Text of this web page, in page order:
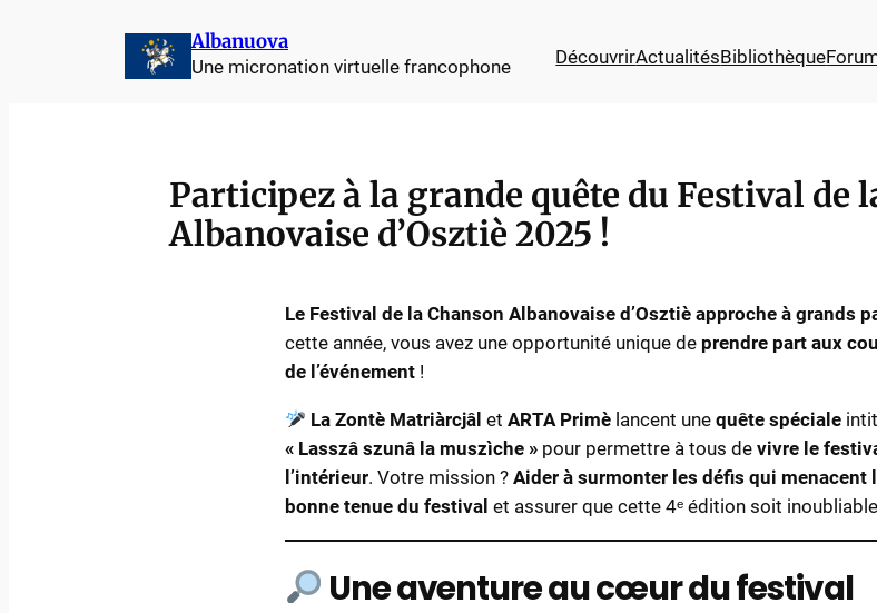
Albanuova
Une micronation virtuelle francophone DécouvrirActualitésBibliothèque
Participez à la grande quête du Festival de
Albanovaise d’Osztiè 2025 !
Le Festival de la Chanson Albanovaise d’Osztiè approche à grands
cette année, vous avez une opportunité unique de prendre part aux
de l’événement !
La Zontè Matriàrcjâl etARTA Primè lancent unequête spéciale
« Lasszâ szunâ la muszìche » pour permettre à tous de vivre le
l’intérieur. Votre mission ? Aider à surmonter les défis qui menacent
bonne tenue du festival et assurer que cette 4ᵉ édition soit
Une aventure au cœur du festival